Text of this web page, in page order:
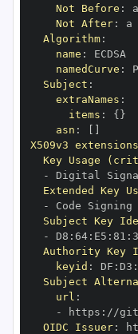
Not Before :
Not After: a
Algorithm:
name :
namedCurve : P
Subject :
extraNames :
items : { }
asn :
X509v3 extensions
Key Usage
-
Extended Key
-
Subject Key
-
D8 : 64: E5 : 81 :
Authority Key
keyid : DF : D3 :
Subject
url :
-
https : //
OIDC Issuer: